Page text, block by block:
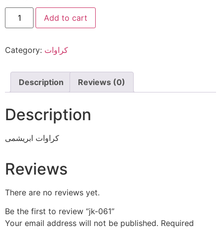
Add to cart
Category: کراوات
Description Reviews (0)
Description
کراوات ابریشمی
Reviews
There are no reviews yet.
Be the first to review “jk-061”
Your email address will not be published. Required